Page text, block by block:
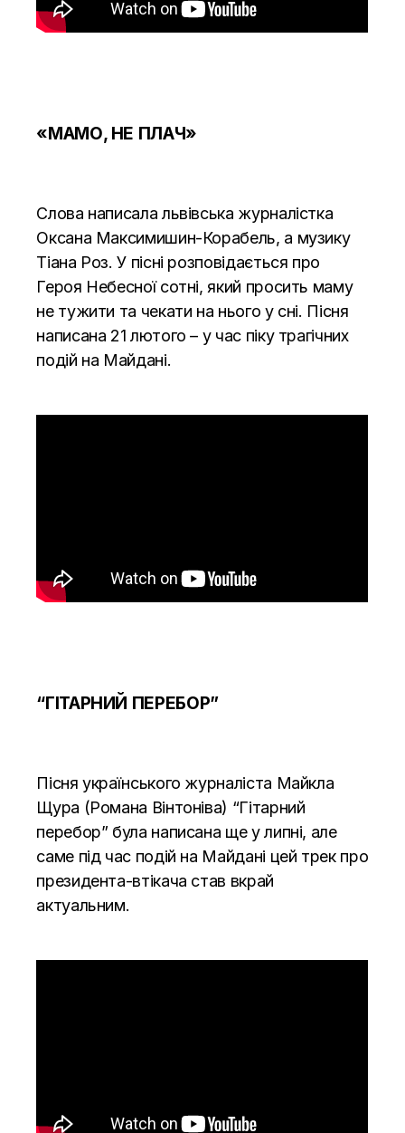
«МАМО, НЕ ПЛАЧ»
Слова написала львівська журналістка
Оксана Максимишин-Корабель, а музику
Тіана Роз. У пісні розповідається про
Героя Небесної сотні, який просить маму
не тужити та чекати на нього у сні. Пісня
написана 21 лютого – у час піку трагічних
подій на Майдані.
“ГІТАРНИЙ ПЕРЕБОР”
Пісня українського журналіста Майкла
Щура (Романа Вінтоніва) “Гітарний
перебор” була написана ще у липні, але
саме під час подій на Майдані цей трек про
президента-втікача став вкрай
актуальним.